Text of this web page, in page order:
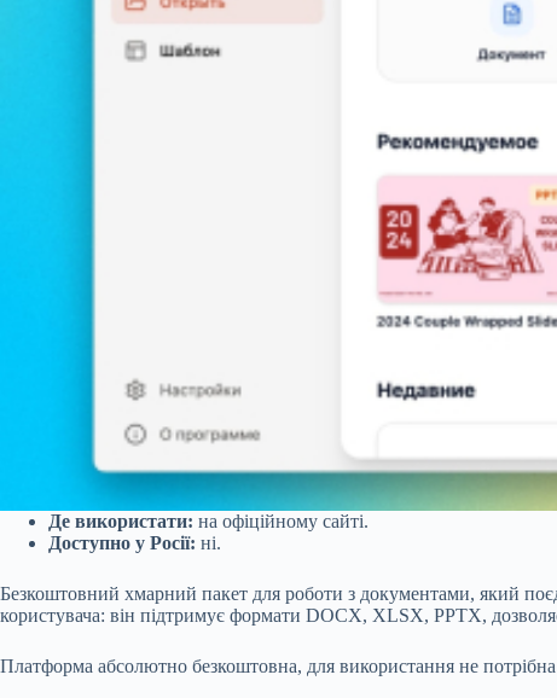
Де використати: на офіційному сайті.
Доступно у Росії: ні.
Безкоштовний хмарний пакет для роботи з документами, який
користувача: він підтримує формати DOCX, XLSX, PPTX,
Платформа абсолютно безкоштовна, для використання не потрібна